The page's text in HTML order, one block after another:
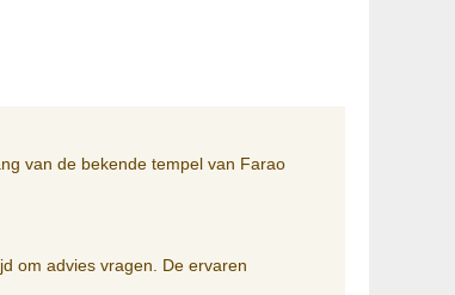
van de bekende tempel van Farao
om advies vragen. De ervaren